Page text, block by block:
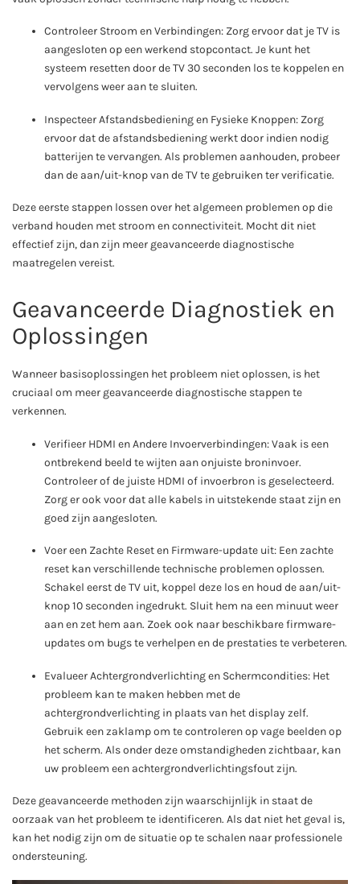
Controleer Stroom en Verbindingen: Zorg ervoor dat je TV is
aangesloten op een werkend stopcontact. Je kunt het
systeem resetten door de TV 30 seconden los te koppelen en
vervolgens weer aan te sluiten.
Inspecteer Afstandsbediening en Fysieke Knoppen: Zorg
ervoor dat de afstandsbediening werkt door indien nodig
batterijen te vervangen. Als problemen aanhouden, probeer
dan de aan/uit-knop van de TV te gebruiken ter verificatie.
Deze eerste stappen lossen over het algemeen problemen op die
verband houden met stroom en connectiviteit. Mocht dit niet
effectief zijn, dan zijn meer geavanceerde diagnostische
maatregelen vereist.
Geavanceerde Diagnostiek en
Oplossingen
Wanneer basisoplossingen het probleem niet oplossen, is het
cruciaal om meer geavanceerde diagnostische stappen te
verkennen.
Verifieer HDMI en Andere Invoerverbindingen: Vaak is een
ontbrekend beeld te wijten aan onjuiste broninvoer.
Controleer of de juiste HDMI of invoerbron is geselecteerd.
Zorg er ook voor dat alle kabels in uitstekende staat zijn en
goed zijn aangesloten.
Voer een Zachte Reset en Firmware-update uit: Een zachte
reset kan verschillende technische problemen oplossen.
Schakel eerst de TV uit, koppel deze los en houd de aan/uit-
knop 10 seconden ingedrukt. Sluit hem na een minuut weer
aan en zet hem aan. Zoek ook naar beschikbare firmware-
updates om bugs te verhelpen en de prestaties te verbeteren.
Evalueer Achtergrondverlichting en Schermcondities: Het
probleem kan te maken hebben met de
achtergrondverlichting in plaats van het display zelf.
Gebruik een zaklamp om te controleren op vage beelden op
het scherm. Als onder deze omstandigheden zichtbaar, kan
uw probleem een achtergrondverlichtingsfout zijn.
Deze geavanceerde methoden zijn waarschijnlijk in staat de
oorzaak van het probleem te identificeren. Als dat niet het geval is,
kan het nodig zijn om de situatie op te schalen naar professionele
ondersteuning.